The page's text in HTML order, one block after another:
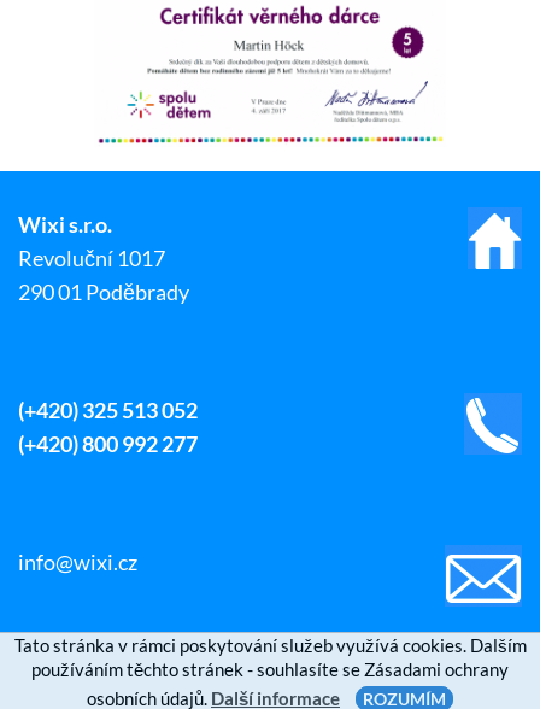
Wixi s.r.o.
Revoluční 1017
290 01 Poděbrady
(+420) 325 513 052
(+420) 800 992 277
info@wixi.cz
Tato stránka v rámci poskytování služeb využívá cookies. Dalším
používáním těchto stránek - souhlasíte se Zásadami ochrany
osobních údajů. Další informace ROZUMÍM